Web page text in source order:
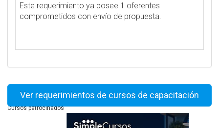
Este requerimiento ya posee 1 oferentes
comprometidos con envío de propuesta.
Ver requerimientos de cursos de capacitación
Cursos patrocinados